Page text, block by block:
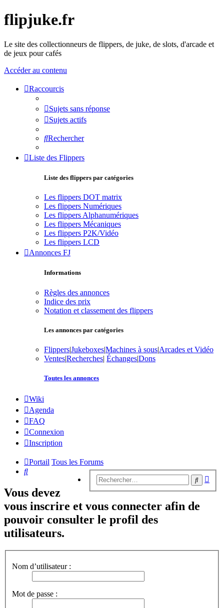
flipjuke.fr
Le site des collectionneurs de flippers, de juke, de slots, d'arcade et
de jeux pour cafés
Accéder au contenu
Raccourcis
Sujets sans réponse
Sujets actifs
Rechercher
Liste des Flippers
Liste des flippers par catégories
Les flippers DOT matrix
Les flippers Numériques
Les flippers Alphanumériques
Les flippers Mécaniques
Les flippers P2K/Vidéo
Les flippers LCD
Annonces FJ
Informations
Règles des annonces
Indice des prix
Notation et classement des flippers
Les annonces par catégories
Flippers|Jukeboxes|Machines à sous|Arcades et Vidéo
Ventes|Recherches| Échanges|Dons
Toutes les annonces
Wiki
Agenda
FAQ
Connexion
Inscription
Portail Tous les Forums
Rechercher
Vous devez
vous inscrire et vous connecter afin de
pouvoir consulter le profil des
utilisateurs.
Nom d’utilisateur :
Mot de passe :